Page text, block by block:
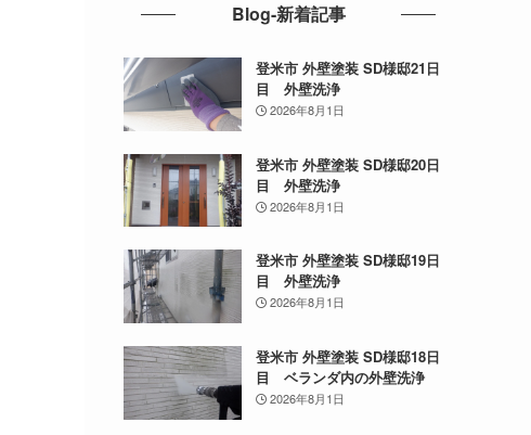
Blog-新着記事
登米市 外壁塗装 SD様邸21日
目 外壁洗浄
2026年8月1日
登米市 外壁塗装 SD様邸20日
目 外壁洗浄
2026年8月1日
登米市 外壁塗装 SD様邸19日
目 外壁洗浄
2026年8月1日
登米市 外壁塗装 SD様邸18日
目 ベランダ内の外壁洗浄
2026年8月1日